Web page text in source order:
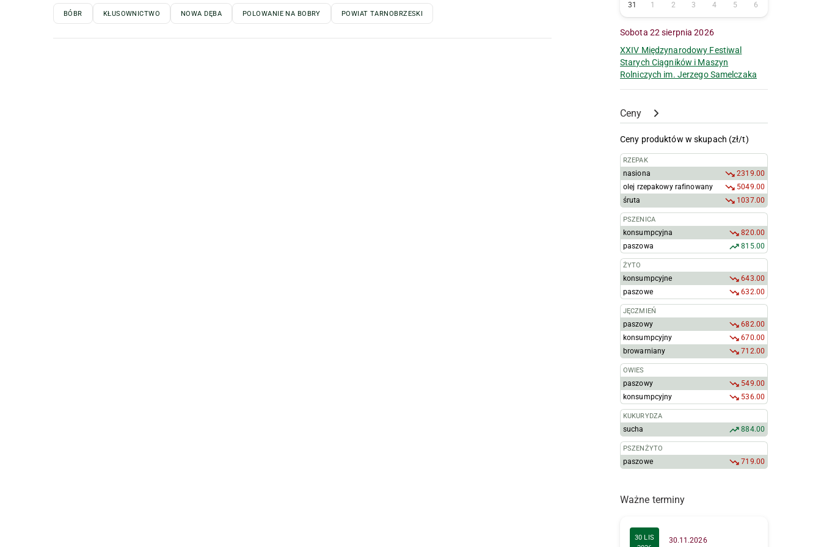
BÓBR KŁUSOWNICTWO NOWA DĘBA POLOWANIE NA BOBRY POWIAT TARNOBRZESKI
31
1 2 3 4 5 6
Sobota 22 sierpnia 2026
XXIV Międzynarodowy Festiwal
Starych Ciągników i Maszyn
Rolniczych im. Jerzego Samelczaka
Ceny
Ceny produktów w skupach (zł/t)
RZEPAK
nasiona
2319.00
olej rzepakowy rafinowany
5049.00
śruta
1037.00
PSZENICA
konsumpcyjna
820.00
paszowa
815.00
ŻYTO
konsumpcyjne
643.00
paszowe
632.00
JĘCZMIEŃ
paszowy
682.00
konsumpcyjny
670.00
browarniany
712.00
OWIES
paszowy
549.00
konsumpcyjny
536.00
KUKURYDZA
sucha 884.00
PSZENŻYTO
paszowe 719.00
Ważne terminy
30 LIS
30.11.2026